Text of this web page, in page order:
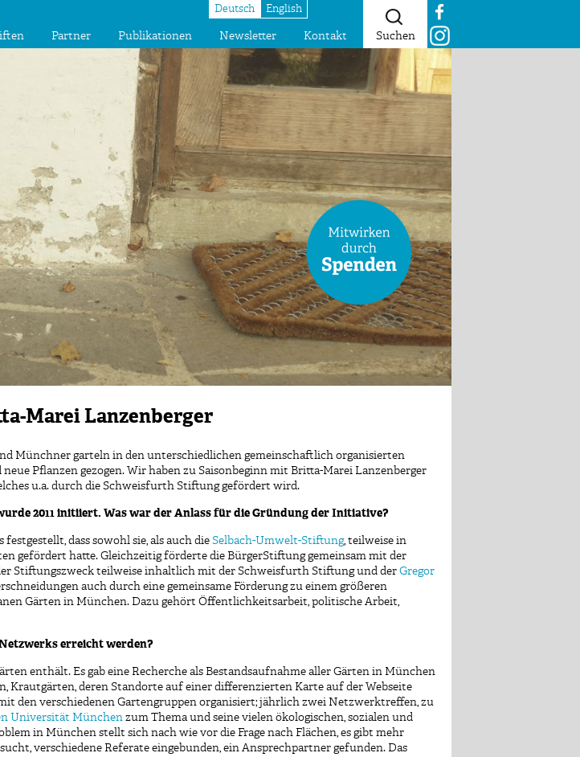
Partner Publikationen Newsletter Kontakt Suchen
Deutsch English
Marei Lanzenberger
Münchner garteln in den unterschiedlichen gemeinschaftlich organisierten
Pflanzen gezogen. Wir haben zu Saisonbeginn mit Britta-Marei Lanzenberger
u.a. durch die Schweisfurth Stiftung gefördert wird.
2011 initiiert. Was war der Anlass für die Gründung der Initiative?
festgestellt, dass sowohl sie, als auch die Selbach-Umwelt-Stiftung, teilweise in
gefördert hatte. Gleichzeitig förderte die BürgerStiftung gemeinsam mit der
Stiftungszweck teilweise inhaltlich mit der Schweisfurth Stiftung und der Gregor
auch durch eine gemeinsame Förderung zu einem größeren
Gärten in München. Dazu gehört Öffentlichkeitsarbeit, politische Arbeit,
erreicht werden?
enthält. Es gab eine Recherche als Bestandsaufnahme aller Gärten in München
Krautgärten, deren Standorte auf einer differenzierten Karte auf der Webseite
den verschiedenen Gartengruppen organisiert; jährlich zwei Netzwerktreffen, zu
Universität München zum Thema und seine vielen ökologischen, sozialen und
in München stellt sich nach wie vor die Frage nach Flächen, es gibt mehr
verschiedene Referate eingebunden, ein Ansprechpartner gefunden. Das